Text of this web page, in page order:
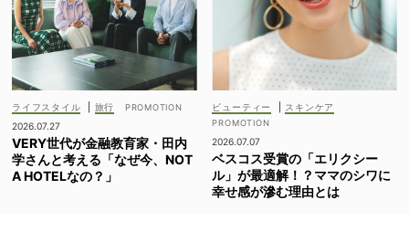
ライフスタイル
旅行
2026.07.27
VERY世代が金融教育家・田内
学さんと考える「なぜ今、NOT
A HOTELなの？」
ビューティー スキンケア
2026.07.07
ベスコス受賞の「エリクシー
ル」が最適解！？ママのシワに
幸せ感が滲む理由とは